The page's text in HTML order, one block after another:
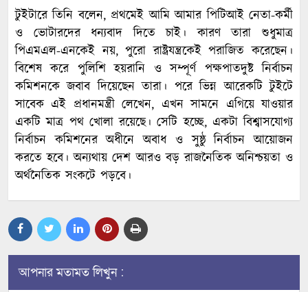
টুইটারে তিনি বলেন, প্রথমেই আমি আমার পিটিআই নেতা-কর্মী
ও ভোটারদের ধন্যবাদ দিতে চাই। কারণ তারা শুধুমাত্র
পিএমএল-এনকেই নয়, পুরো রাষ্ট্রযন্ত্রকেই পরাজিত করেছেন।
বিশেষ করে পুলিশি হয়রানি ও সম্পূর্ণ পক্ষপাতদুষ্ট নির্বাচন
কমিশনকে জবাব দিয়েছেন তারা। পরে ভিন্ন আরেকটি টুইটে
সাবেক এই প্রধানমন্ত্রী লেখেন, এখন সামনে এগিয়ে যাওয়ার
একটি মাত্র পথ খোলা রয়েছে। সেটি হচ্ছে, একটা বিশ্বাসযোগ্য
নির্বাচন কমিশনের অধীনে অবাধ ও সুষ্ঠু নির্বাচন আয়োজন
করতে হবে। অন্যথায় দেশ আরও বড় রাজনৈতিক অনিশ্চয়তা ও
অর্থনৈতিক সংকটে পড়বে।
আপনার মতামত লিখুন :